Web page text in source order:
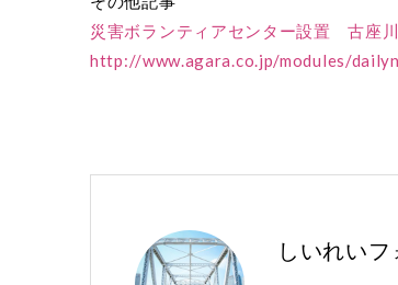
災害ボランティアセンター設置 古座
http://www.agara.co.jp/modules/
しいれい